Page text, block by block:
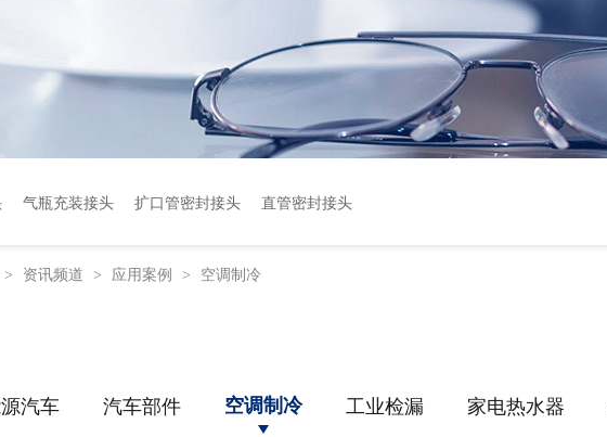
气瓶充装接头 扩口管密封接头 直管密封接头
> 资讯频道 > 应用案例 > 空调制冷
汽车 汽车部件 空调制冷 工业检漏 家电热水器